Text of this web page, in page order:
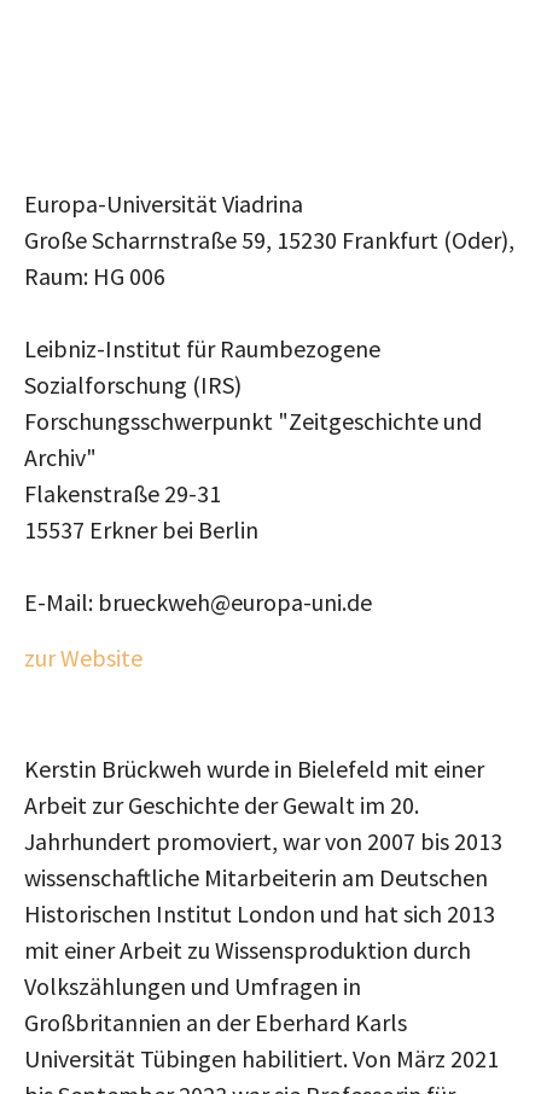
Europa-Universität Viadrina
Große Scharrnstraße 59, 15230 Frankfurt (Oder),
Raum: HG 006
Leibniz-Institut für Raumbezogene
Sozialforschung (IRS)
Forschungsschwerpunkt "Zeitgeschichte und
Archiv"
Flakenstraße 29-31
15537 Erkner bei Berlin
E-Mail: brueckweh@europa-uni.de
zur Website
Kerstin Brückweh wurde in Bielefeld mit einer
Arbeit zur Geschichte der Gewalt im 20.
Jahrhundert promoviert, war von 2007 bis 2013
wissenschaftliche Mitarbeiterin am Deutschen
Historischen Institut London und hat sich 2013
mit einer Arbeit zu Wissensproduktion durch
Volkszählungen und Umfragen in
Großbritannien an der Eberhard Karls
Universität Tübingen habilitiert. Von März 2021